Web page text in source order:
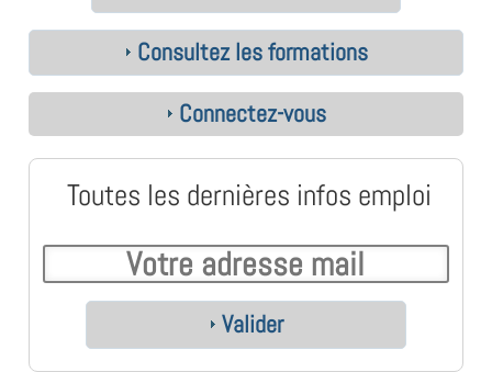
Consultez les formations
Connectez-vous
Toutes les dernières infos emploi
Valider